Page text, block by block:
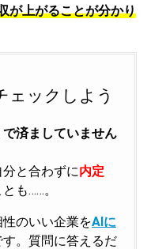
が上がることが分かり
ェックしよう
済ましていません
と合わずに内定
も……。
のいい企業をAIに
。質問に答えるだ